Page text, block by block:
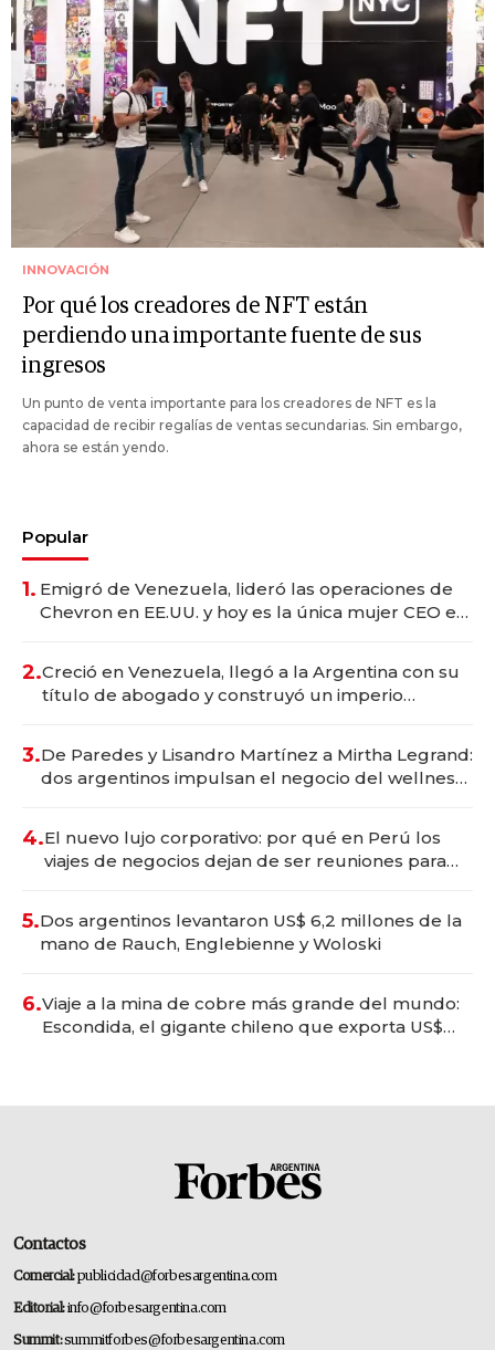
INNOVACIÓN
Por qué los creadores de NFT están
perdiendo una importante fuente de sus
ingresos
Un punto de venta importante para los creadores de NFT es la
capacidad de recibir regalías de ventas secundarias. Sin embargo,
ahora se están yendo.
Popular
1. Emigró de Venezuela, lideró las operaciones de
Chevron en EE.UU. y hoy es la única mujer CEO en
2.Creció en Venezuela, llegó a la Argentina con su
título de abogado y construyó un imperio
3.De Paredes y Lisandro Martínez a Mirtha Legrand:
dos argentinos impulsan el negocio del wellness
4.El nuevo lujo corporativo: por qué en Perú los
viajes de negocios dejan de ser reuniones para
5.Dos argentinos levantaron US$ 6,2 millones de la
mano de Rauch, Englebienne y Woloski
6.Viaje a la mina de cobre más grande del mundo:
Escondida, el gigante chileno que exporta US$
Contactos
Comercial:publicidad@forbesargentina.com
Editorial:info@forbesargentina.com
Summit:summitforbes@forbesargentina.com